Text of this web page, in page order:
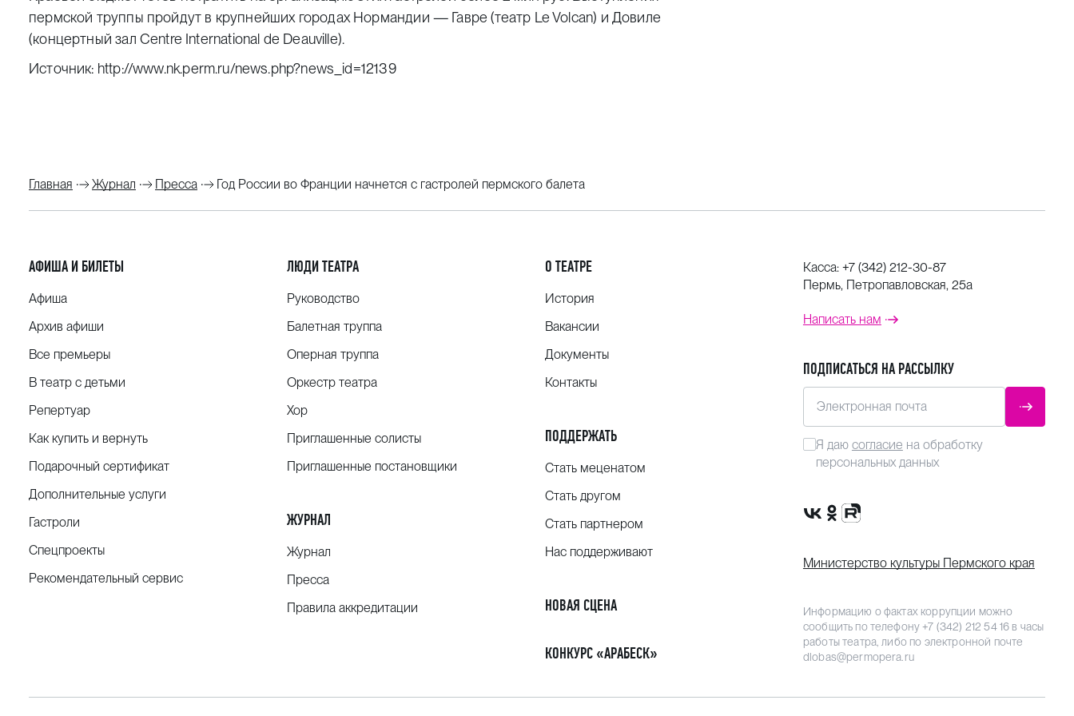
пермской труппы пройдут в крупнейших городах Нормандии — Гавре (театр Le Volcan) и Довиле
(концертный зал Centre International de Deauville).
Источник: http://www.nk.perm.ru/news.php?news_id=12139
Главная Журнал Пресса Год России во Франции начнется с гастролей пермского балета
АФИША И БИЛЕТЫ
Афиша
Архив афиши
Все премьеры
В театр с детьми
Репертуар
Как купить и вернуть
Подарочный сертификат
Дополнительные услуги
Гастроли
Спецпроекты
Рекомендательный сервис
ЛЮДИ ТЕАТРА
Руководство
Балетная труппа
Оперная труппа
Оркестр театра
Хор
Приглашенные солисты
Приглашенные постановщики
ЖУРНАЛ
Журнал
Пресса
Правила аккредитации
О ТЕАТРЕ
История
Вакансии
Документы
Контакты
ПОДДЕРЖАТЬ
Стать меценатом
Стать другом
Стать партнером
Нас поддерживают
НОВАЯ СЦЕНА
КОНКУРС «АРАБЕСК»
Касса: +7 (342) 212-30-87
Пермь, Петропавловская, 25а
Написать нам
ПОДПИСАТЬСЯ НА РАССЫЛКУ
Электронная почта
Я даю согласие на обработку
персональных данных
Сообщество VK
Группа в одноклассниках
Канал Rutube
Министерство культуры Пермского края
Информацию о фактах коррупции можно
сообщить по телефону+7 (342) 212 54 16 в часы
работы театра, либо по электронной почте
dlobas@permopera.ru